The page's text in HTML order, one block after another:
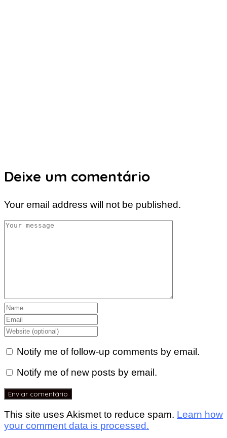
Deixe um comentário
Your email address will not be published.
Notify me of follow-up comments by email.
Notify me of new posts by email.
This site uses Akismet to reduce spam. Learn how
your comment data is processed.